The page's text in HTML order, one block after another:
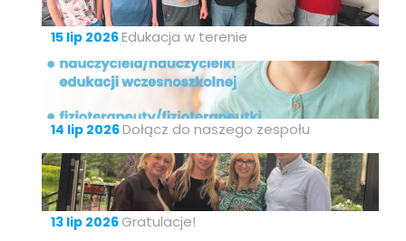
15 lip 2026Edukacja w terenie
14 lip 2026Dołącz do naszego zespołu
13 lip 2026 Gratulacje!